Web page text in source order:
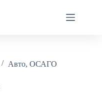
Авто, ОСАГО